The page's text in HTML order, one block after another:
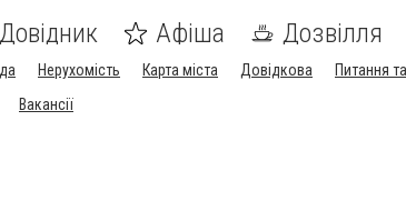
Довідник Афіша Дозвілля
Нерухомість Карта міста Довідкова Питання
Вакансії